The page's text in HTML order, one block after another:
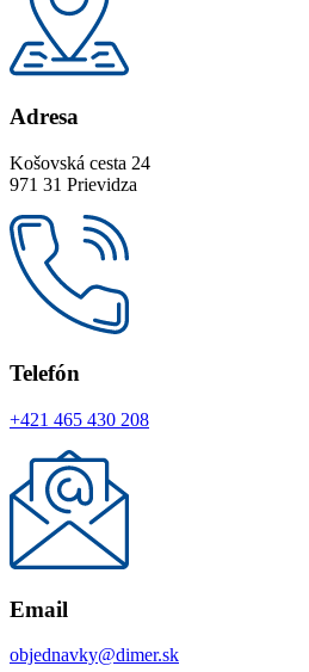
Adresa
Košovská cesta 24
971 31 Prievidza
Telefón
+421 465 430 208
Email
objednavky@dimer.sk